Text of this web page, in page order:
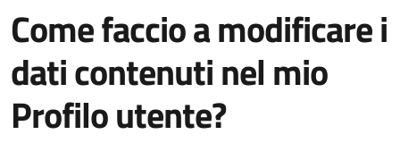
Come faccio a modificare i
dati contenuti nel mio
Profilo utente?